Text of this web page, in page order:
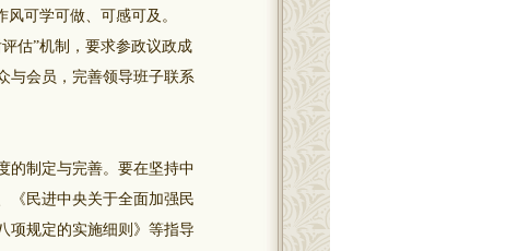
可学可做、可感可及。
估”机制，要求参政议政成
与会员，完善领导班子联系
制定与完善。要在坚持中
《民进中央关于全面加强民
项规定的实施细则》等指导